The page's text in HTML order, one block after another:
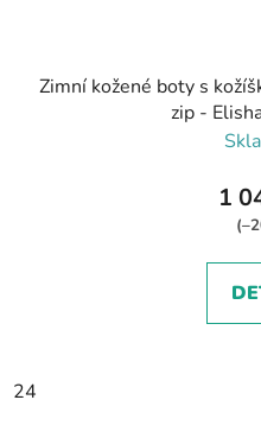
Zimní kožené boty s
zip -
1
24